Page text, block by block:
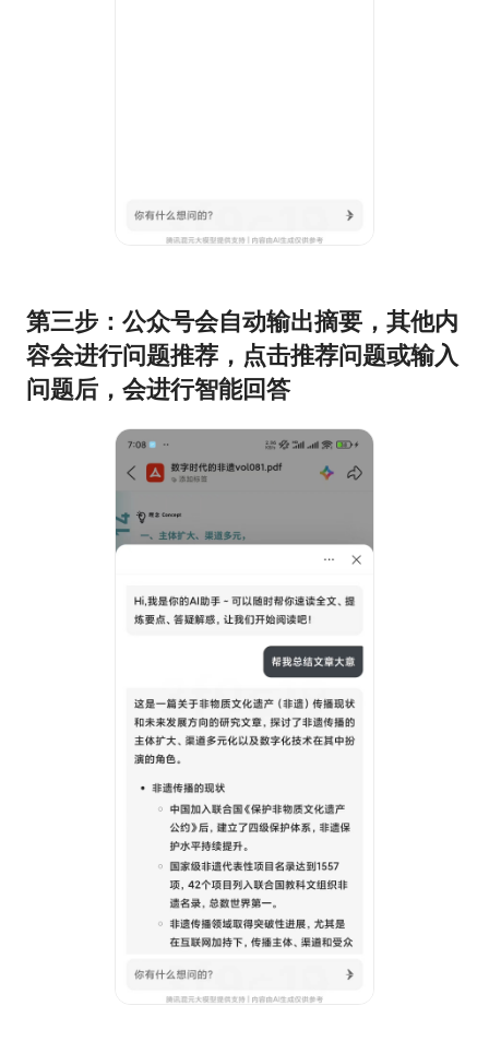
第三步：公众号会自动输出摘要，其他内
容会进行问题推荐，点击推荐问题或输入
问题后，会进行智能回答